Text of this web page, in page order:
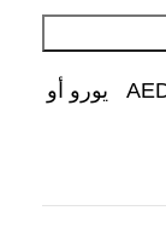
توصيل مجاني عند الشراء بقيمة AED 400 يورو أو